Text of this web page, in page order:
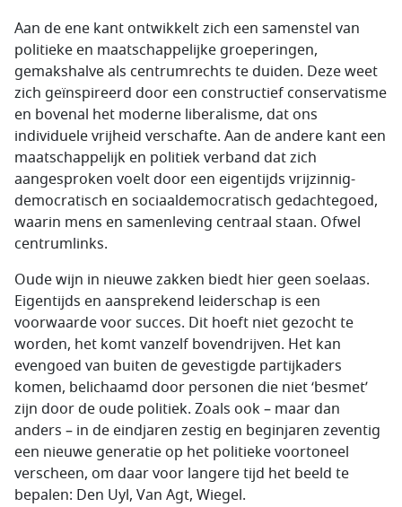
Aan de ene kant ontwikkelt zich een samenstel van
politieke en maatschappelijke groeperingen,
gemakshalve als centrumrechts te duiden. Deze weet
zich geïnspireerd door een constructief conservatisme
en bovenal het moderne liberalisme, dat ons
individuele vrijheid verschafte. Aan de andere kant een
maatschappelijk en politiek verband dat zich
aangesproken voelt door een eigentijds vrijzinnig-
democratisch en sociaaldemocratisch gedachtegoed,
waarin mens en samenleving centraal staan. Ofwel
centrumlinks.
Oude wijn in nieuwe zakken biedt hier geen soelaas.
Eigentijds en aansprekend leiderschap is een
voorwaarde voor succes. Dit hoeft niet gezocht te
worden, het komt vanzelf bovendrijven. Het kan
evengoed van buiten de gevestigde partijkaders
komen, belichaamd door personen die niet ‘besmet’
zijn door de oude politiek. Zoals ook – maar dan
anders – in de eindjaren zestig en beginjaren zeventig
een nieuwe generatie op het politieke voortoneel
verscheen, om daar voor langere tijd het beeld te
bepalen: Den Uyl, Van Agt, Wiegel.